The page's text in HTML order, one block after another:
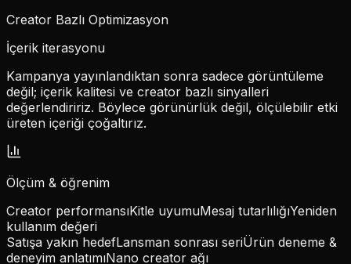
Creator Bazlı Optimizasyon
İçerik iterasyonu
Kampanya yayınlandıktan sonra sadece görüntüleme
değil; içerik kalitesi ve creator bazlı sinyalleri
değerlendiririz. Böylece görünürlük değil, ölçülebilir etki
üreten içeriği çoğaltırız.
Ölçüm & öğrenim
Creator performansıKitle uyumuMesaj tutarlılığıYeniden
kullanım değeri
Satışa yakın hedefLansman sonrası seriÜrün deneme &
deneyim anlatımıNano creator ağı